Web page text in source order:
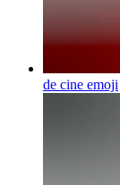
de cine emoji